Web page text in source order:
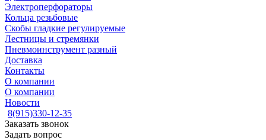
Электроперфораторы
Кольца резьбовые
Скобы гладкие регулируемые
Лестницы и стремянки
Пневмоинструмент разный
Доставка
Контакты
О компании
О компании
Новости
8(915)330-12-35
Заказать звонок
Задать вопрос